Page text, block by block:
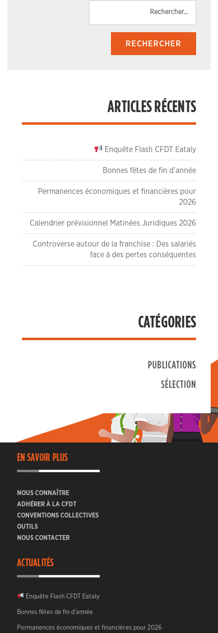
ARTICLES RÉCENTS
Enquête Flash CFDT Eataly
Bonnes fêtes de fin d’année
Permanences économiques et financières pour
2026
Calendrier prévisionnel Matinées Juridiques 2026
Controverse autour de la franchise : Des salariés
face à des pertes conséquentes
CATÉGORIES
PUBLICATIONS
SÉLECTION
EN SAVOIR PLUS
NOUS CONNAÎTRE
ADHÉRER À LA CFDT
CONVENTIONS COLLECTIVES
OUTILS
NOUS CONTACTER
ACTUALITÉS
Enquête Flash CFDT Eataly
Bonnes fêtes de fin d’année
Permanences économiques et financières pour 2026